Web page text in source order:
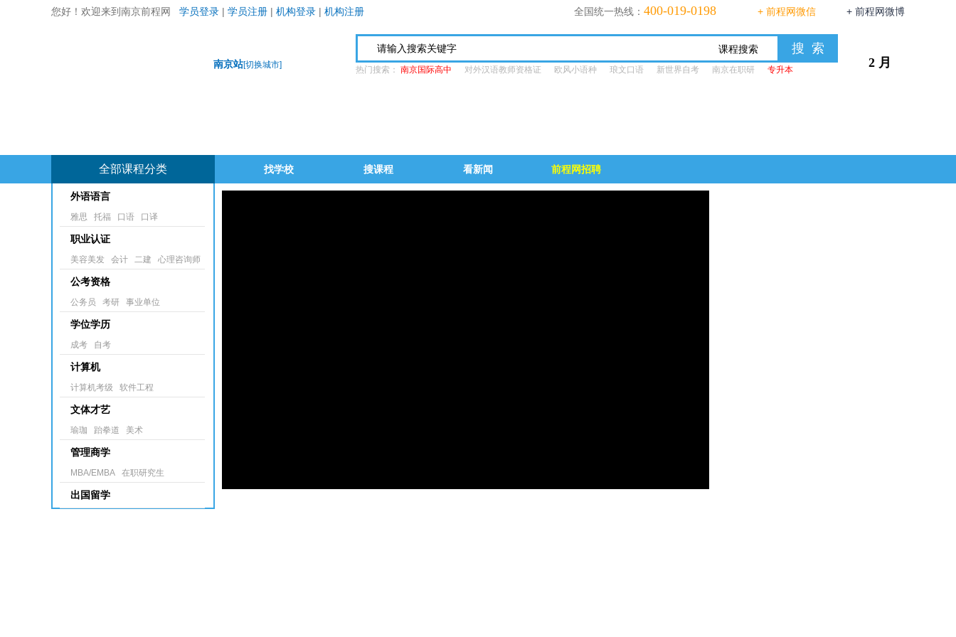
您好！欢迎来到南京前程网 学员登录 | 学员注册 | 机构登录 | 机构注册 + 前程网微博
+ 前程网微信
全国统一热线： 400-019-0198
南京站[切换城市] 热门搜索： 南京国际高中 对外汉语教师资格证 欧风小语种 琅文口语 新世界自考 南京在职研 专升本 2 月
全部课程分类 找学校 搜课程 看新闻 前程网招聘
外语语言
雅思 托福 口语 口译
职业认证
美容美发 会计 二建 心理咨询师
公考资格
公务员 考研 事业单位
学位学历
成考 自考
计算机
计算机考级 软件工程
文体才艺
瑜珈 跆拳道 美术
管理商学
MBA/EMBA 在职研究生
出国留学